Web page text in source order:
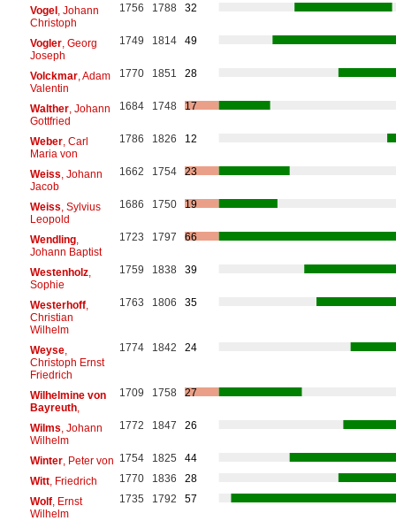
Vogel, Johann
Christoph
1756 1788 32
Vogler, Georg
Joseph
1749 1814 49
Volckmar, Adam
Valentin
1770 1851 28
Walther, Johann
Gottfried
1684 1748 17
Weber, Carl
Maria von
1786 1826 12
Weiss , Johann
Jacob
1662 1754 23
Weiss , Sylvius
Leopold
1686 1750 19
Wendling,
Johann Baptist
1723 1797 66
Westenholz,
Sophie
1759 1838 39
Westerhoff,
Christian
Wilhelm
1763 1806 35
Weyse,
Christoph Ernst
Friedrich
1774 1842 24
Wilhelmine von
Bayreuth,
1709 1758 27
Wilms , Johann
Wilhelm
1772 1847 26
Winter, Peter von 1754 1825
44
Witt, Friedrich 1770 1836
28
Wolf, Ernst
Wilhelm
1735 1792 57